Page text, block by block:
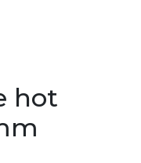
hot